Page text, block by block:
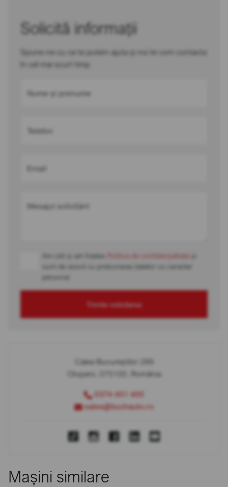
Solicită informații
Spune-ne cu ce te putem ajuta și noi te vom contacta
în cel mai scurt timp
Nume și prenume
Telefon
Email
Mesajul solicitării
Am citit și am înțeles Politica de confidențialitate
sunt de acord cu prelucrarea datelor cu caracter
personal
Trimite solicitarea
Calea Bucureștilor 289
Otopeni, 075100, România
0374 451 400
sales@bcchauto.ro
Mașini similare